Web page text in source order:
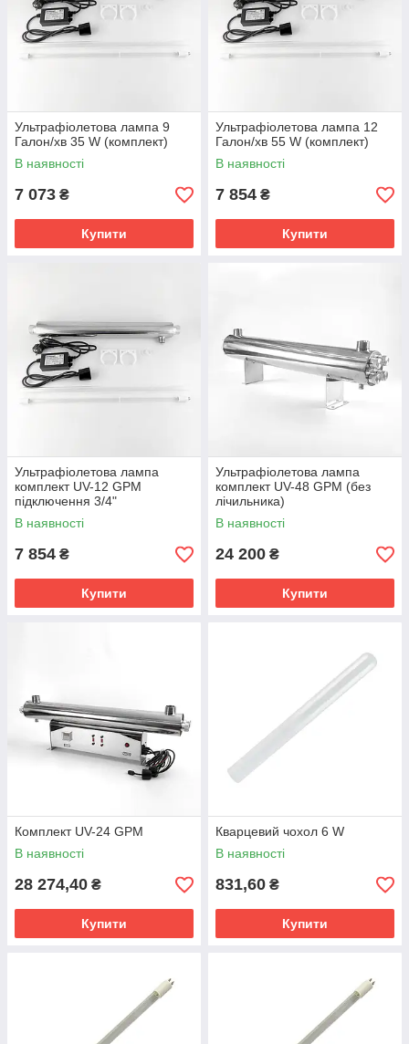
Ультрафіолетова лампа 9
Галон/хв 35 W (комплект)
В наявності
7 073 ₴
Купити
Ультрафіолетова лампа 12
Галон/хв 55 W (комплект)
В наявності
7 854 ₴
Купити
Ультрафіолетова лампа
комплект UV-12 GPM
підключення 3/4"
В наявності
7 854 ₴
Купити
Ультрафіолетова лампа
комплект UV-48 GPM (без
лічильника)
В наявності
24 200 ₴
Купити
Комплект UV-24 GPM
В наявності
28 274,40 ₴
Купити
Кварцевий чохол 6 W
В наявності
831,60 ₴
Купити